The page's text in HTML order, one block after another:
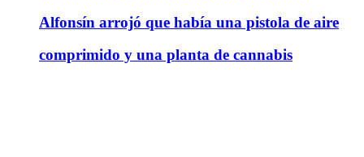
Alfonsín arrojó que había una pistola de aire
comprimido y una planta de cannabis